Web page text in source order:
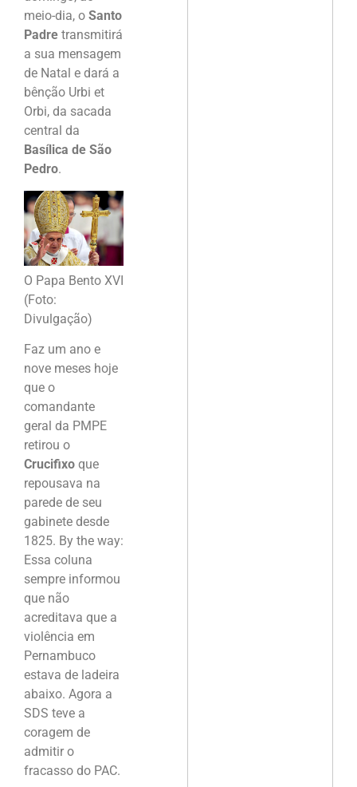
meio-dia, o Santo
Padre transmitirá
a sua mensagem
de Natal e dará a
bênção Urbi et
Orbi, da sacada
central da
Basílica de São
Pedro.
O Papa Bento XVI
(Foto:
Divulgação)
Faz um ano e
nove meses hoje
que o
comandante
geral da PMPE
retirou o
Crucifixo que
repousava na
parede de seu
gabinete desde
1825. By the way:
Essa coluna
sempre informou
que não
acreditava que a
violência em
Pernambuco
estava de ladeira
abaixo. Agora a
SDS teve a
coragem de
admitir o
fracasso do PAC.